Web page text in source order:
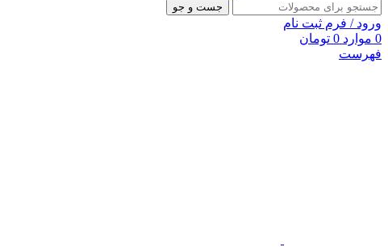
جست و جو
ورود / فرم ثبت نام
0 موارد 0 تومان
فهرست